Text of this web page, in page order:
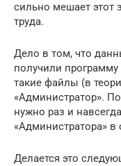
сильно мешает этот
труда.
Дело в том, что
получили
такие файлы (в
«Администратор».
нужно раз и
«Администратора»
Делается это